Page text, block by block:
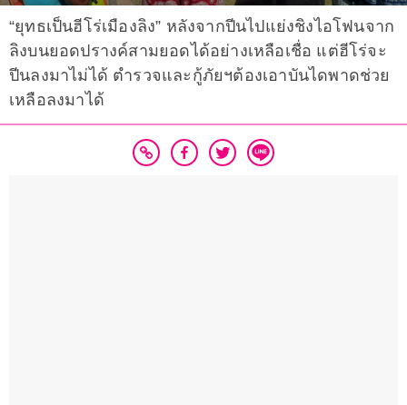
“ยุทธเป็นฮีโร่เมืองลิง” หลังจากปีนไปแย่งชิงไอโฟนจาก
ลิงบนยอดปรางค์สามยอดได้อย่างเหลือเชื่อ แต่ฮีโร่จะ
ปีนลงมาไม่ได้ ตำรวจและกู้ภัยฯต้องเอาบันไดพาดช่วย
เหลือลงมาได้